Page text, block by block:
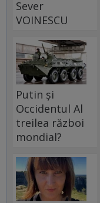
Sever
VOINESCU
Putin și
Occidentul Al
treilea război
mondial?